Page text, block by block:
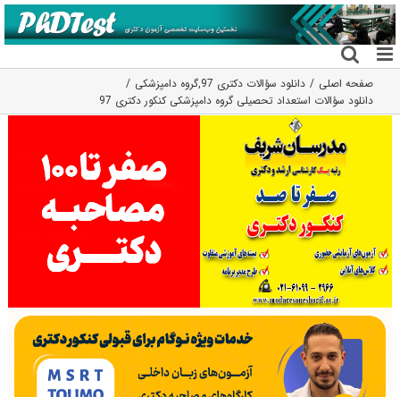
رفتن
به
محتوا
صفحه اصلی دانلود سؤالات دکتری 97 ,گروه دامپزشکی
دانلود سؤالات استعداد تحصیلی گروه دامپزشکی کنکور دکتری 97